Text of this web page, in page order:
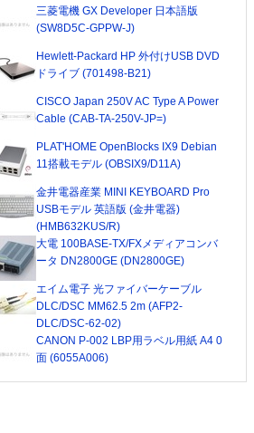
三菱電機 GX Developer 日本語版
(SW8D5C-GPPW-J)
Hewlett-Packard HP 外付けUSB DVD
ドライブ (701498-B21)
CISCO Japan 250V AC Type A Power
Cable (CAB-TA-250V-JP=)
PLAT'HOME OpenBlocks IX9 Debian
11搭載モデル (OBSIX9/D11A)
金井電器産業 MINI KEYBOARD Pro
USBモデル 英語版 (金井電器)
(HMB632KUS/R)
大電 100BASE-TX/FXメディアコンバ
ータ DN2800GE (DN2800GE)
エイム電子 光ファイバーケーブル
DLC/DSC MM62.5 2m (AFP2-
DLC/DSC-62-02)
CANON P-002 LBP用ラベル用紙 A4 0
面 (6055A006)